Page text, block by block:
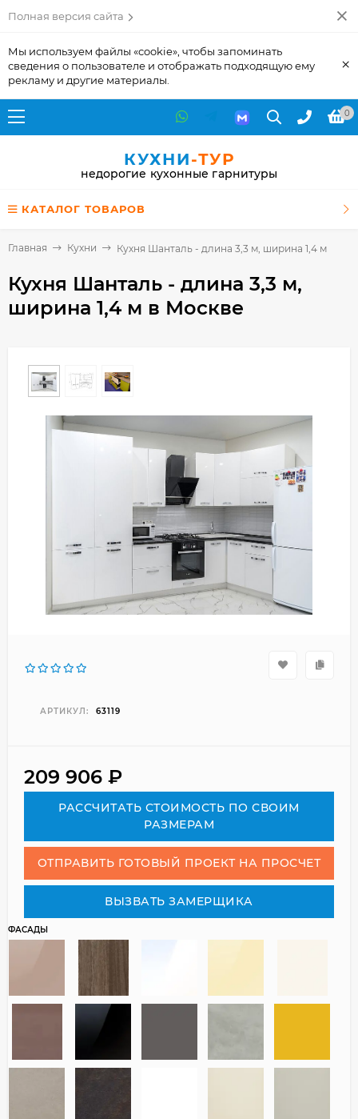
Полная версия сайта
Мы используем файлы «cookie», чтобы запоминать
сведения о пользователе и отображать подходящую ему
рекламу и другие материалы.
×
0
КУХНИ-ТУР
недорогие кухонные гарнитуры
КАТАЛОГ ТОВАРОВ
Главная Кухни Кухня Шанталь - длина 3,3 м, ширина 1,4 м
Кухня Шанталь - длина 3,3 м,
ширина 1,4 м в Москве
АРТИКУЛ: 63119
209 906 ₽
РАСCЧИТАТЬ СТОИМОСТЬ ПО СВОИМ
РАЗМЕРАМ
ОТПРАВИТЬ ГОТОВЫЙ ПРОЕКТ НА ПРОСЧЕТ
ВЫЗВАТЬ ЗАМЕРЩИКА
ФАСАДЫ